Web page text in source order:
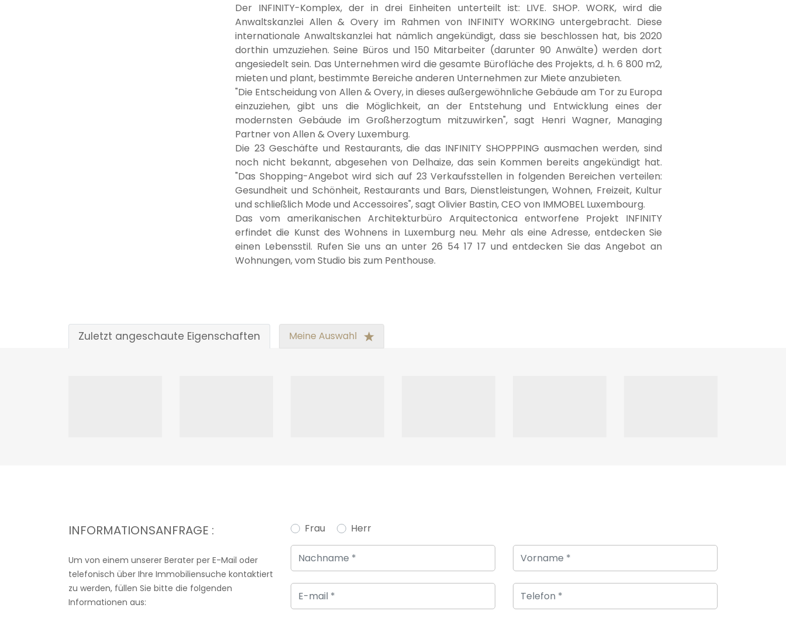
Der INFINITY-Komplex, der in drei Einheiten unterteilt ist: LIVE. SHOP. WORK, wird die
Anwaltskanzlei Allen & Overy im Rahmen von INFINITY WORKING untergebracht. Diese
internationale Anwaltskanzlei hat nämlich angekündigt, dass sie beschlossen hat, bis 2020
dorthin umzuziehen. Seine Büros und 150 Mitarbeiter (darunter 90 Anwälte) werden dort
angesiedelt sein. Das Unternehmen wird die gesamte Bürofläche des Projekts, d. h. 6 800 m2,
mieten und plant, bestimmte Bereiche anderen Unternehmen zur Miete anzubieten.
"Die Entscheidung von Allen & Overy, in dieses außergewöhnliche Gebäude am Tor zu Europa
einzuziehen, gibt uns die Möglichkeit, an der Entstehung und Entwicklung eines der
modernsten Gebäude im Großherzogtum mitzuwirken", sagt Henri Wagner, Managing
Partner von Allen & Overy Luxemburg.
Die 23 Geschäfte und Restaurants, die das INFINITY SHOPPPING ausmachen werden, sind
noch nicht bekannt, abgesehen von Delhaize, das sein Kommen bereits angekündigt hat.
"Das Shopping-Angebot wird sich auf 23 Verkaufsstellen in folgenden Bereichen verteilen:
Gesundheit und Schönheit, Restaurants und Bars, Dienstleistungen, Wohnen, Freizeit, Kultur
und schließlich Mode und Accessoires", sagt Olivier Bastin, CEO von IMMOBEL Luxembourg.
Das vom amerikanischen Architekturbüro Arquitectonica entworfene Projekt INFINITY
erfindet die Kunst des Wohnens in Luxemburg neu. Mehr als eine Adresse, entdecken Sie
einen Lebensstil. Rufen Sie uns an unter 26 54 17 17 und entdecken Sie das Angebot an
Wohnungen, vom Studio bis zum Penthouse.
Zuletzt angeschaute Eigenschaften Meine Auswahl
INFORMATIONSANFRAGE :
Um von einem unserer Berater per E-Mail oder
telefonisch über Ihre Immobiliensuche kontaktiert
zu werden, füllen Sie bitte die folgenden
Informationen aus:
Frau Herr